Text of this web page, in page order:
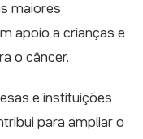
maiores
apoio a crianças e
o câncer.
e instituições
para ampliar o